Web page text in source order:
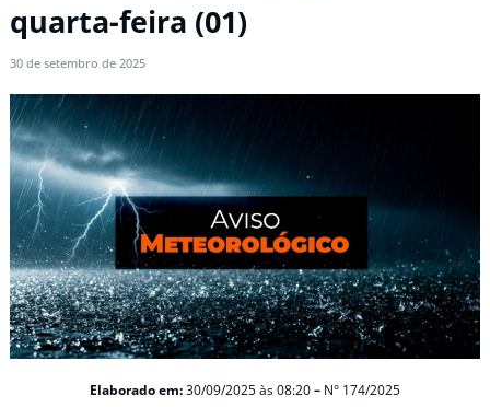
quarta-feira (01)
30 de setembro de 2025
Elaborado em:30/09/2025às 08:20– N° 174/2025